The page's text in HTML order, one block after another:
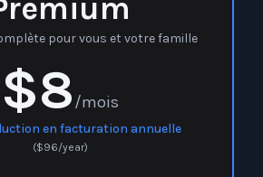
pour vous et votre famille
$8/mois
en facturation annuelle
($96/year)